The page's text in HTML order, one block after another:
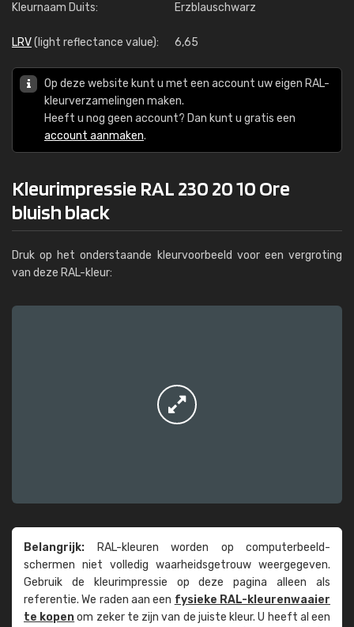
Kleurnaam Duits:
Erzblauschwarz
LRV(light reflectance value): 6,65
Op deze website kunt u met een account uw eigen RAL-
kleurverzamelingen maken.
Heeft u nog geen account? Dan kunt u gratis een
account aanmaken.
Kleurimpressie RAL 230 20 10 Ore
bluish black
Druk op het onderstaande kleurvoorbeeld voor een vergroting
van deze RAL-kleur:
Belangrijk: RAL-kleuren worden op computer­beeld­
schermen niet volledig waarheids­­getrouw weer­gegeven.
Gebruik de kleur­impressie op deze pagina alleen als
referentie. We raden aan een fysieke RAL-kleuren­waaier
te kopenom zeker te zijn van de juiste kleur. U heeft al een